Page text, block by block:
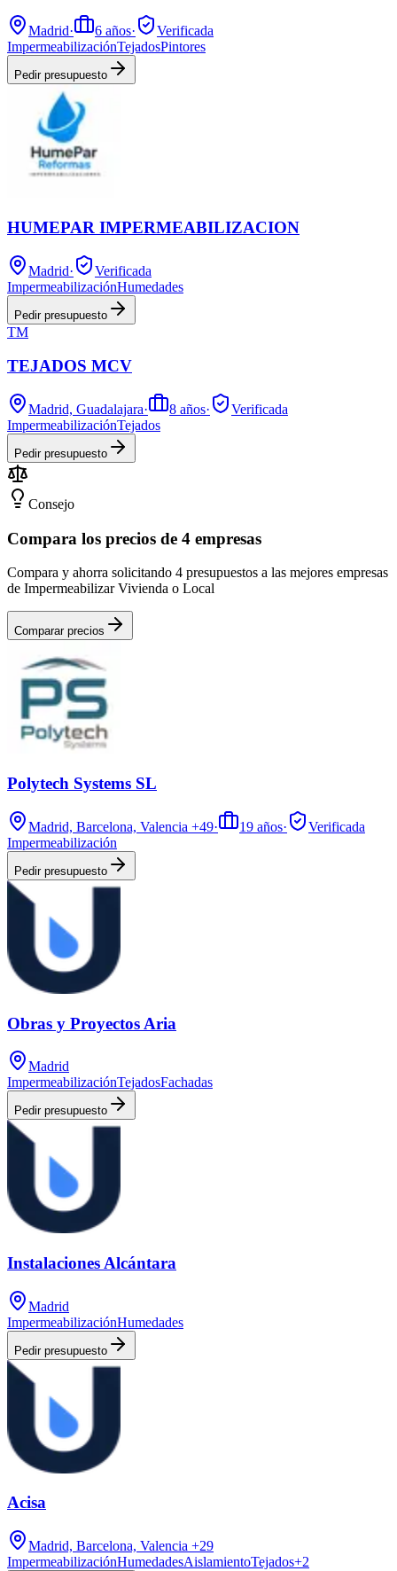
Madrid· 6 años·
Verificada
ImpermeabilizaciónTejadosPintores
Pedir presupuesto
HUMEPAR IMPERMEABILIZACION
Madrid·
Verificada
ImpermeabilizaciónHumedades
Pedir presupuesto
TM
TEJADOS MCV
Madrid, Guadalajara· 8 años·
Verificada
ImpermeabilizaciónTejados
Pedir presupuesto
Consejo
Compara los precios de 4 empresas
Compara y ahorra solicitando 4 presupuestos a las mejores empresas
de Impermeabilizar Vivienda o Local
Comparar precios
Polytech Systems SL
Madrid, Barcelona, Valencia +49· 19 años·
Verificada
Impermeabilización
Pedir presupuesto
Obras y Proyectos Aria
Madrid
ImpermeabilizaciónTejadosFachadas
Pedir presupuesto
Instalaciones Alcántara
Madrid
ImpermeabilizaciónHumedades
Pedir presupuesto
Acisa
Madrid, Barcelona, Valencia +29
ImpermeabilizaciónHumedadesAislamientoTejados+2